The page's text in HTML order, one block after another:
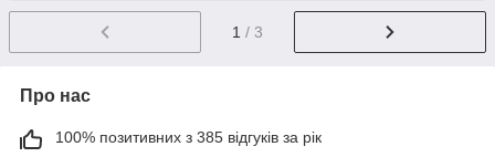
1 / 3
Про нас
100% позитивних з 385 відгуків за рік